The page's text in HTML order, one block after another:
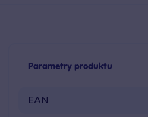
Parametry produktu
EAN